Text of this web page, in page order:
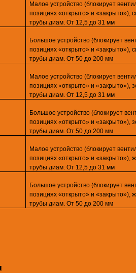
Малое устройство (блокирует
позициях «открыто» и «закрыто»),
трубы диам. От 12,5 до 31 мм
Большое устройство (блокирует
позициях «открыто» и «закрыто»),
трубы диам. От 50 до 200 мм
Малое устройство (блокирует
позициях «открыто» и «закрыто»),
трубы диам. От 12,5 до 31 мм
Большое устройство (блокирует
позициях «открыто» и «закрыто»),
трубы диам. От 50 до 200 мм
Малое устройство (блокирует
позициях «открыто» и «закрыто»),
трубы диам. От 12,5 до 31 мм
Большое устройство (блокирует
позициях «открыто» и «закрыто»),
трубы диам. От 50 до 200 мм